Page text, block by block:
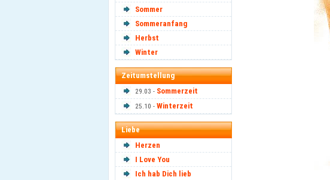
Sommer
Sommeranfang
Herbst
Winter
Zeitumstellung
29.03 - Sommerzeit
25.10 - Winterzeit
Liebe
Herzen
I Love You
Ich hab Dich lieb